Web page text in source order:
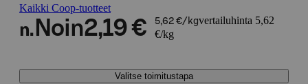
Kaikki Coop-tuotteet
n. Noin2,19 € 5,62 €/kgvertailuhinta 5,62
€/kg
Valitse toimitustapa